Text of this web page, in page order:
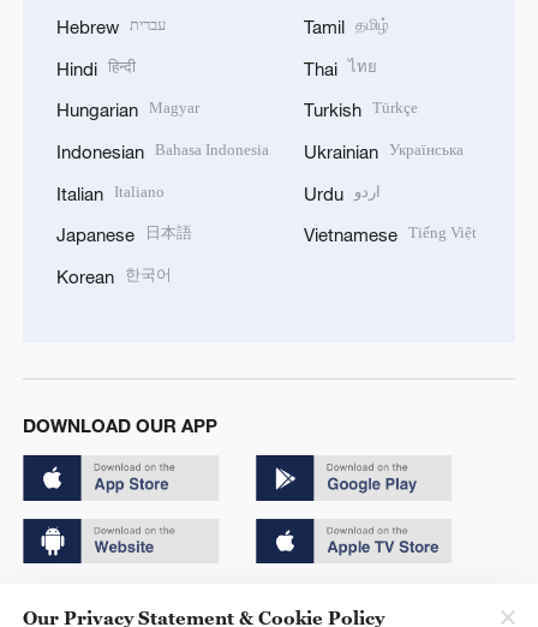
Hebrew עברית
Hindi हिन्दी
Hungarian Magyar
Indonesian Bahasa Indonesia
Italian Italiano
Japanese 日本語
Korean 한국어
Tamil தமிழ்
Thai ไทย
Turkish Türkçe
Ukrainian Українська
Urdu اردو
Vietnamese Tiếng Việt
DOWNLOAD OUR APP
Our Privacy Statement & Cookie Policy